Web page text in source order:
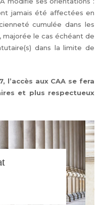
jamais été affectées en
cumulée dans les
le cas échéant de
dans la limite de
aux CAA se fera
et plus respectueux